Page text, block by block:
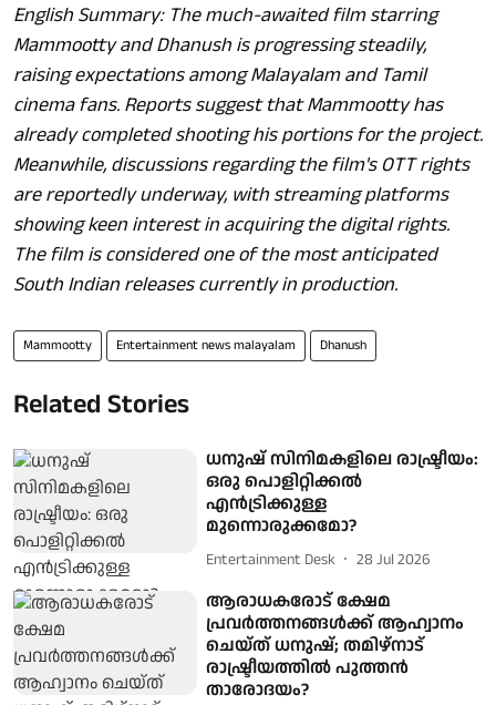
English Summary: The much-awaited film starring
Mammootty and Dhanush is progressing steadily,
raising expectations among Malayalam and Tamil
cinema fans. Reports suggest that Mammootty has
already completed shooting his portions for the project.
Meanwhile, discussions regarding the film's OTT rights
are reportedly underway, with streaming platforms
showing keen interest in acquiring the digital rights.
The film is considered one of the most anticipated
South Indian releases currently in production.
Mammootty Entertainment news malayalam Dhanush
Related Stories
ധനുഷ് സിനിമകളിലെ രാഷ്ട്രീയം:
ഒരു പൊളിറ്റിക്കൽ
എൻട്രിക്കുള്ള
മുന്നൊരുക്കമോ?
Entertainment Desk 28 Jul 2026
ആരാധകരോട് ക്ഷേമ
പ്രവര്‍ത്തനങ്ങള്‍ക്ക് ആഹ്വാനം
ചെയ്ത് ധനുഷ്; തമിഴ്‌നാട്
രാഷ്ട്രീയത്തില്‍ പുത്തന്‍
താരോദയം?